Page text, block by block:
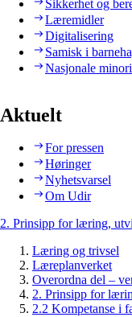
Sikkerhet og
Læremidler
Digitalisering
Samisk i
Nasjonale
Aktuelt
For pressen
Høringer
Nyhetsvarsel
Om Udir
2. Prinsipp for læring,
Læring og trivsel
Læreplanverket
Overordna del –
2. Prinsipp for
2.2 Kompetanse i